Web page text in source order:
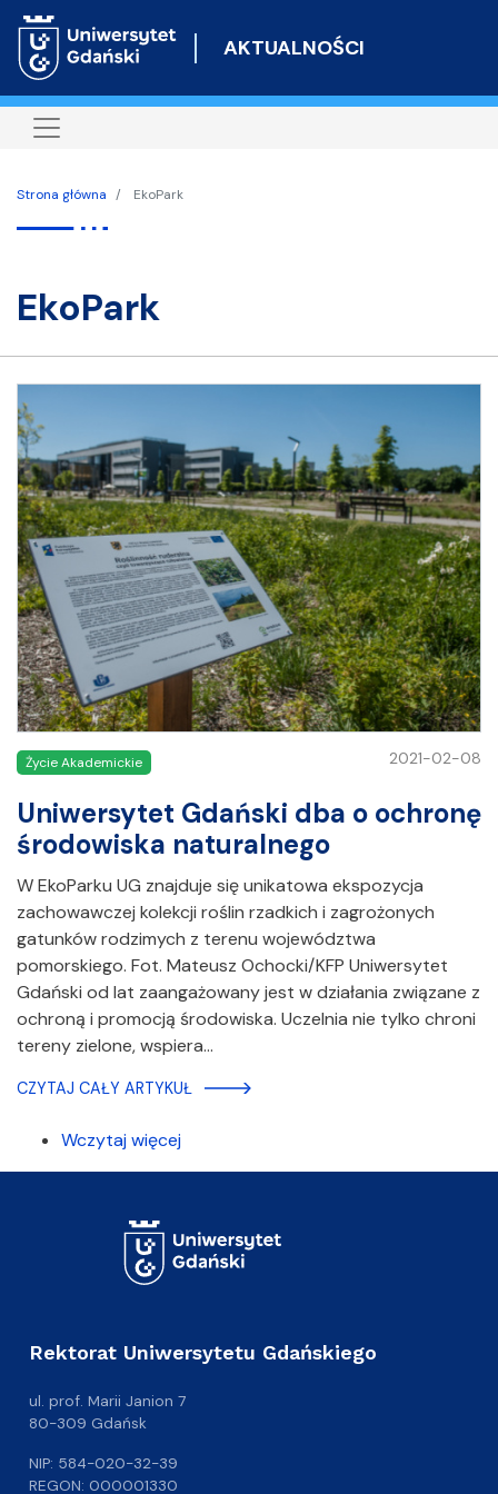
do
AKTUALNOŚCI
Strona główna EkoPark
EkoPark
Życie Akademickie 2021-02-08
Uniwersytet Gdański dba o ochronę
środowiska naturalnego
W EkoParku UG znajduje się unikatowa ekspozycja
zachowawczej kolekcji roślin rzadkich i zagrożonych
gatunków rodzimych z terenu województwa
pomorskiego. Fot. Mateusz Ochocki/KFP Uniwersytet
Gdański od lat zaangażowany jest w działania związane z
ochroną i promocją środowiska. Uczelnia nie tylko chroni
tereny zielone, wspiera…
CZYTAJ CAŁY ARTYKUŁ
Wczytaj więcej
Rektorat Uniwersytetu Gdańskiego
ul. prof. Marii Janion 7
80-309 Gdańsk
NIP: 584-020-32-39
REGON: 000001330